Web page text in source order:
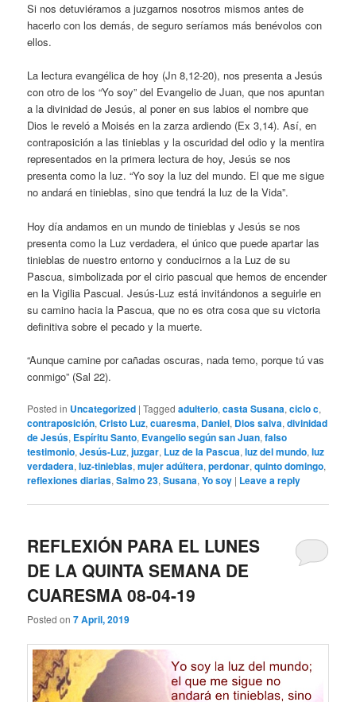
Si nos detuviéramos a juzgarnos nosotros mismos antes de
hacerlo con los demás, de seguro seríamos más benévolos con
ellos.
La lectura evangélica de hoy (Jn 8,12-20), nos presenta a Jesús
con otro de los “Yo soy” del Evangelio de Juan, que nos apuntan
a la divinidad de Jesús, al poner en sus labios el nombre que
Dios le reveló a Moisés en la zarza ardiendo (Ex 3,14). Así, en
contraposición a las tinieblas y la oscuridad del odio y la mentira
representados en la primera lectura de hoy, Jesús se nos
presenta como la luz. “Yo soy la luz del mundo. El que me sigue
no andará en tinieblas, sino que tendrá la luz de la Vida”.
Hoy día andamos en un mundo de tinieblas y Jesús se nos
presenta como la Luz verdadera, el único que puede apartar las
tinieblas de nuestro entorno y conducirnos a la Luz de su
Pascua, simbolizada por el cirio pascual que hemos de encender
en la Vigilia Pascual. Jesús-Luz está invitándonos a seguirle en
su camino hacia la Pascua, que no es otra cosa que su victoria
definitiva sobre el pecado y la muerte.
“Aunque camine por cañadas oscuras, nada temo, porque tú vas
conmigo” (Sal 22).
Posted in Uncategorized |Tagged adulterio,casta Susana,ciclo c,
contraposición,Cristo Luz,cuaresma, Daniel, Dios salva,divinidad
de Jesús, Espíritu Santo, Evangelio según san Juan,falso
testimonio,Jesús-Luz,juzgar, Luz de la Pascua,luz del mundo,luz
verdadera,luz-tinieblas,mujer adúltera,perdonar,quinto domingo,
reflexiones diarias,Salmo 23,Susana,Yo soy | Leave a reply
REFLEXIÓN PARA EL LUNES
DE LA QUINTA SEMANA DE
CUARESMA 08-04-19
Posted on7 April, 2019